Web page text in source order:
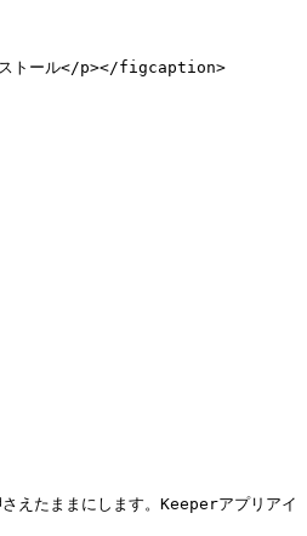
トール</p></figcaption>
たままにします。Keeperアプリアイ